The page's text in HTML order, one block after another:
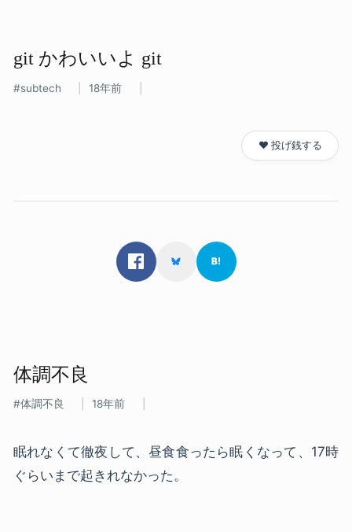
git かわいいよ git
subtech 18年前
❤️ 投げ銭する
体調不良
体調不良 18年前
眠れなくて徹夜して、昼食食ったら眠くなって、17時
ぐらいまで起きれなかった。